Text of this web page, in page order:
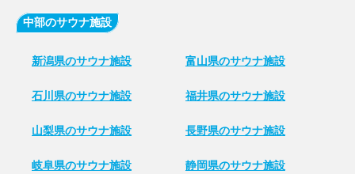
中部のサウナ施設
新潟県のサウナ施設 富山県のサウナ施設
石川県のサウナ施設 福井県のサウナ施設
山梨県のサウナ施設 長野県のサウナ施設
岐阜県のサウナ施設 静岡県のサウナ施設